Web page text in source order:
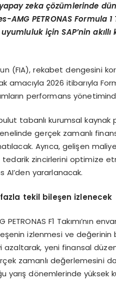
zeka çözümlerinde dü
AMG PETRONAS Formula 1
için SAP’nin akıllı
(FIA), rekabet dengesini
2026 itibarıyla
performans
bulut tabanlı kurumsal
gerçek zamanlı
Ayrıca, gelişen
zincirlerini optimize
AI’den yararlanacak.
tekil bileşen izlenecek
F1 Takımı’nın
izlenmesi ve
azaltarak, yeni finansal
zamanlı değerlemesini
yarış dönemlerinde yüksek